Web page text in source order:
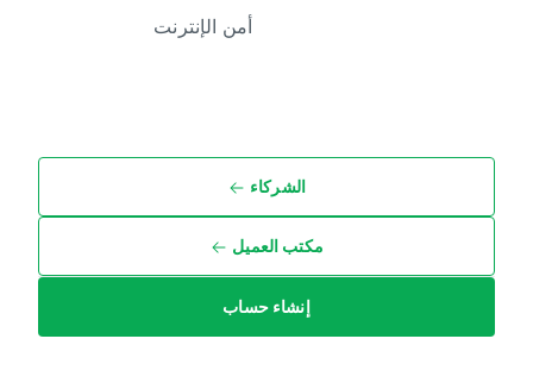
أمن الإنترنت
الشركاء
مكتب العميل
إنشاء حساب